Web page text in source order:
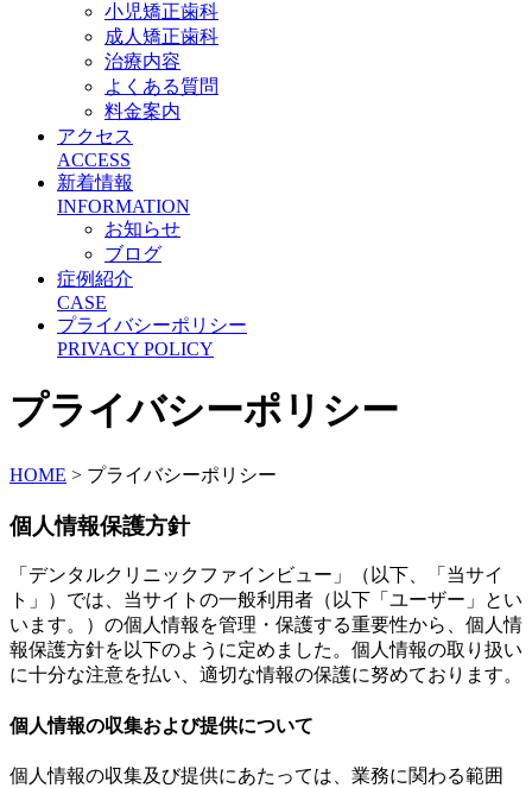
小児矯正歯科
成人矯正歯科
治療内容
よくある質問
料金案内
アクセス
ACCESS
新着情報
INFORMATION
お知らせ
ブログ
症例紹介
CASE
プライバシーポリシー
PRIVACY POLICY
プライバシーポリシー
HOME > プライバシーポリシー
個人情報保護方針
「デンタルクリニックファインビュー」（以下、「当サイ
ト」）では、当サイトの一般利用者（以下「ユーザー」とい
います。）の個人情報を管理・保護する重要性から、個人情
報保護方針を以下のように定めました。個人情報の取り扱い
に十分な注意を払い、適切な情報の保護に努めております。
個人情報の収集および提供について
個人情報の収集及び提供にあたっては、業務に関わる範囲